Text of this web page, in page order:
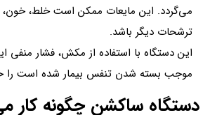
می‌گردد. این مایعات ممکن است خلط، خون،
ترشحات دیگر باشد.
این دستگاه با استفاده از مکش، فشار منفی
موجب بسته شدن تنفس بیمار شده است را
دستگاه ساکشن چگونه کار